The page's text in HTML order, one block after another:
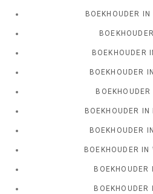
BOEKHOUDER
BOEKHOUDER
BOEKHOUDER
BOEKHOUDER
BOEKHOUDER
BOEKHOUDER IN
BOEKHOUDER
BOEKHOUDER